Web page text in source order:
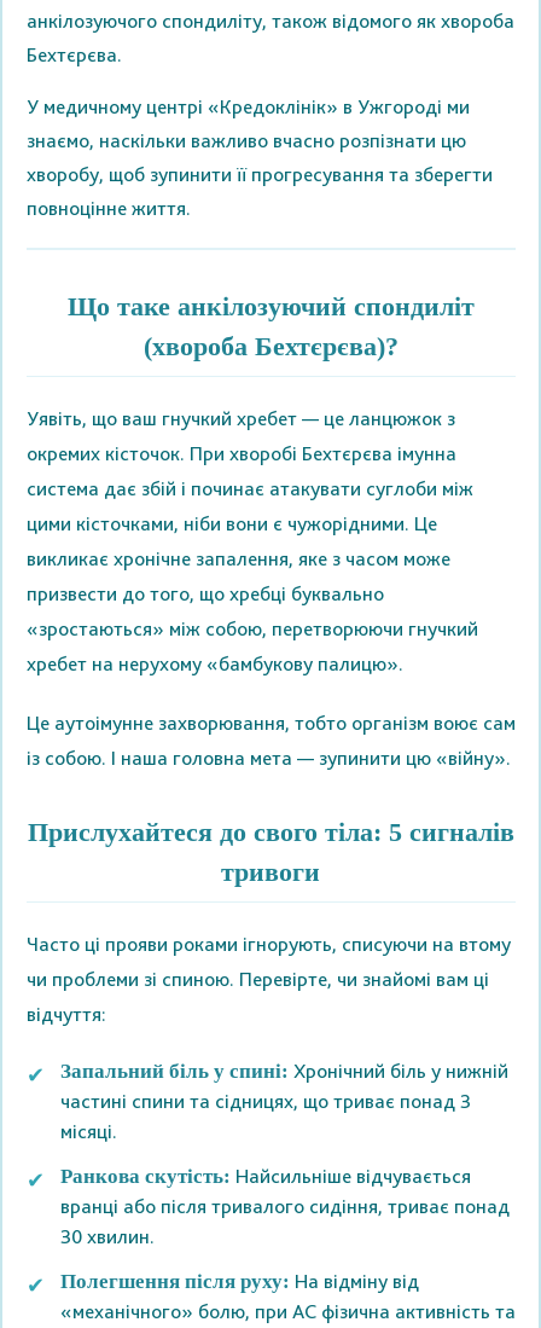
анкілозуючого спондиліту, також відомого як хвороба
Бехтєрєва.
У медичному центрі «Кредоклінік» в Ужгороді ми
знаємо, наскільки важливо вчасно розпізнати цю
хворобу, щоб зупинити її прогресування та зберегти
повноцінне життя.
Що таке анкілозуючий спондиліт
(хвороба Бехтєрєва)?
Уявіть, що ваш гнучкий хребет — це ланцюжок з
окремих кісточок. При хворобі Бехтєрєва імунна
система дає збій і починає атакувати суглоби між
цими кісточками, ніби вони є чужорідними. Це
викликає хронічне запалення, яке з часом може
призвести до того, що хребці буквально
«зростаються» між собою, перетворюючи гнучкий
хребет на нерухому «бамбукову палицю».
Це аутоімунне захворювання, тобто організм воює сам
із собою. І наша головна мета — зупинити цю «війну».
Прислухайтеся до свого тіла: 5 сигналів
тривоги
Часто ці прояви роками ігнорують, списуючи на втому
чи проблеми зі спиною. Перевірте, чи знайомі вам ці
відчуття:
Запальний біль у спині: Хронічний біль у нижній
частині спини та сідницях, що триває понад 3
місяці.
Ранкова скутість: Найсильніше відчувається
вранці або після тривалого сидіння, триває понад
30 хвилин.
Полегшення після руху: На відміну від
«механічного» болю, при АС фізична активність та